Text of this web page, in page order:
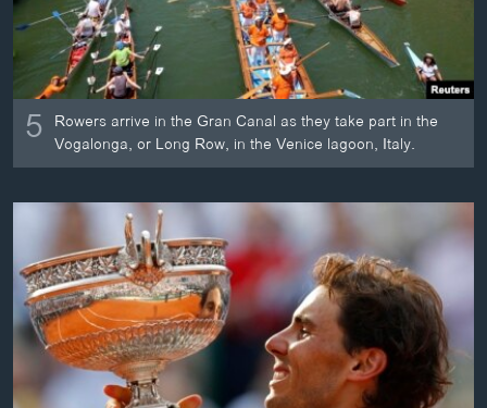
ພາສາອັງກິດ
ວີດີໂອ
ສຽງ
ລາຍງານ
ພາສາຕ່າງໆ
5 Rowers arrive in the Gran Canal as they take part in the
Vogalonga, or Long Row, in the Venice lagoon, Italy.